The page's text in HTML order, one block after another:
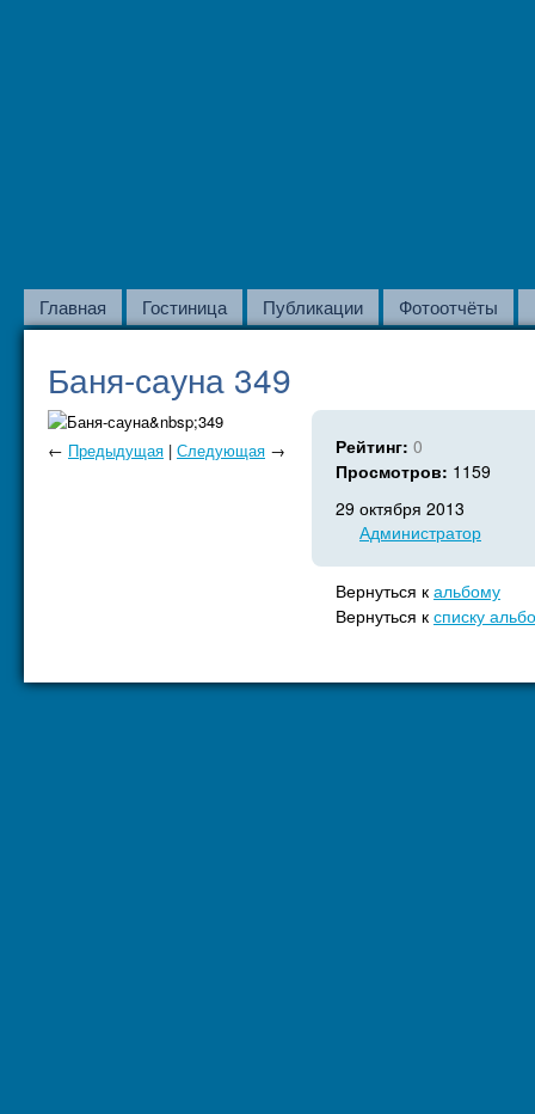
Главная Гостиница Публикации Фотоотчёты
Баня-сауна 349
← Предыдущая | Следующая → Рейтинг: 0
Просмотров: 1159
29 октября 2013
Администратор
Вернуться к альбому
Вернуться к списку